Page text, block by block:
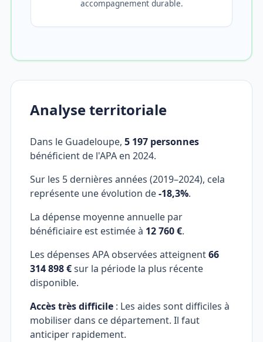
accompagnement durable.
Analyse territoriale
Dans le Guadeloupe, 5 197 personnes
bénéficient de l'APA en 2024.
Sur les 5 dernières années (2019–2024), cela
représente une évolution de-18,3%.
La dépense moyenne annuelle par
bénéficiaire est estimée à 12 760 €.
Les dépenses APA observées atteignent66
314 898 €sur la période la plus récente
disponible.
Accès très difficile : Les aides sont difficiles à
mobiliser dans ce département. Il faut
anticiper rapidement.